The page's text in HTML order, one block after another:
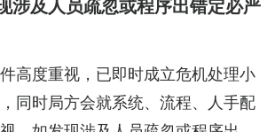
涉及人员疏忽或程序出错定必严
高度重视，已即时成立危机处理小
同时局方会就系统、流程、人手配